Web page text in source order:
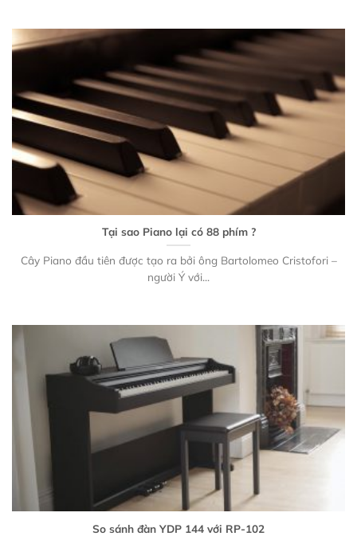
Tại sao Piano lại có 88 phím ?
Cây Piano đầu tiên được tạo ra bởi ông Bartolomeo Cristofori –
người Ý với...
So sánh đàn YDP 144 với RP-102